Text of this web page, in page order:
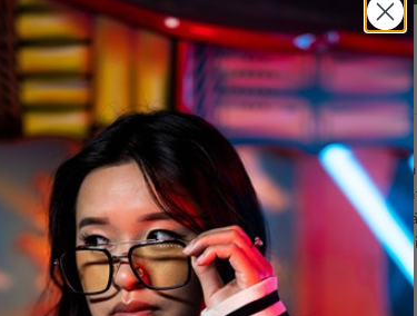
inspiriert von der Handwerkskunst des
anpassbare Passform, die sich mühelos an die
– für sicheren, ganztägigen Tragekomfort. Ein
sind. Das Ergebnis? Eine Korrektionsbrille,